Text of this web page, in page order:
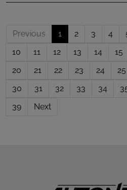
Previous 1 2 3 4
10
11 12 13 14 15
20
21 22 23 24 25
30
31 32 33 34
39
Next